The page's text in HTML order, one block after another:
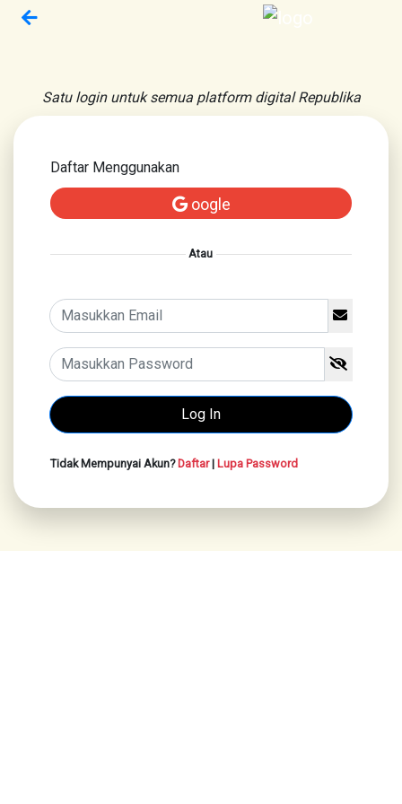
Satu login untuk semua platform digital Republika
Daftar Menggunakan
oogle
Atau
Tidak Mempunyai Akun?Daftar| Lupa Password